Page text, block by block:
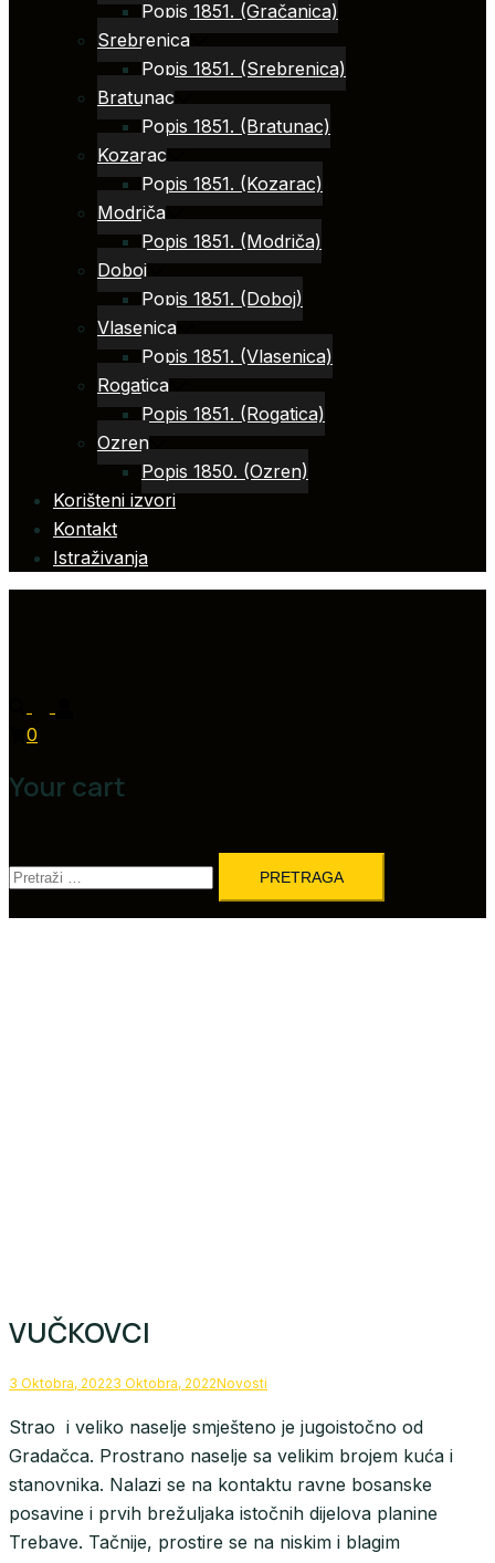
Popis 1851. (Gračanica)
Srebrenica
Popis 1851. (Srebrenica)
Bratunac
Popis 1851. (Bratunac)
Kozarac
Popis 1851. (Kozarac)
Modriča
Popis 1851. (Modriča)
Doboj
Popis 1851. (Doboj)
Vlasenica
Popis 1851. (Vlasenica)
Rogatica
Popis 1851. (Rogatica)
Ozren
Popis 1850. (Ozren)
Korišteni izvori
Kontakt
Istraživanja
0
Your cart
Pretraga:
VUČKOVCI
3 Oktobra, 20223 Oktobra, 2022Novosti
Strao i veliko naselje smješteno je jugoistočno od
Gradačca. Prostrano naselje sa velikim brojem kuća i
stanovnika. Nalazi se na kontaktu ravne bosanske
posavine i prvih brežuljaka istočnih dijelova planine
Trebave. Tačnije, prostire se na niskim i blagim